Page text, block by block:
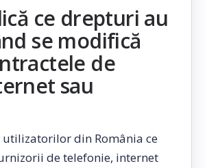
ce drepturi au
se modifică
de
sau
din România ce
de telefonie, internet